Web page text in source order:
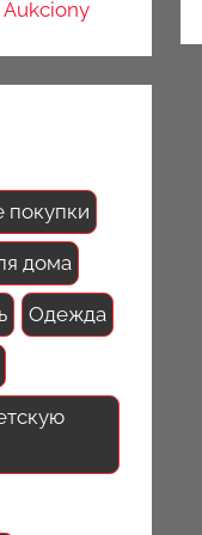
Aukciony
покупки
дома
Одежда